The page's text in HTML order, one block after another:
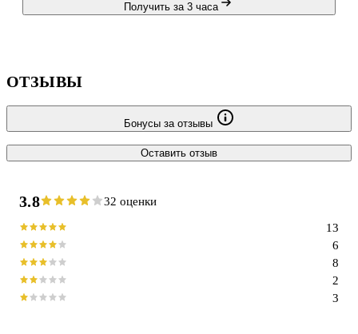
Получить за 3 часа
ОТЗЫВЫ
Бонусы за отзывы
Оставить отзыв
3.8 32 оценки
3
2
8
6
13